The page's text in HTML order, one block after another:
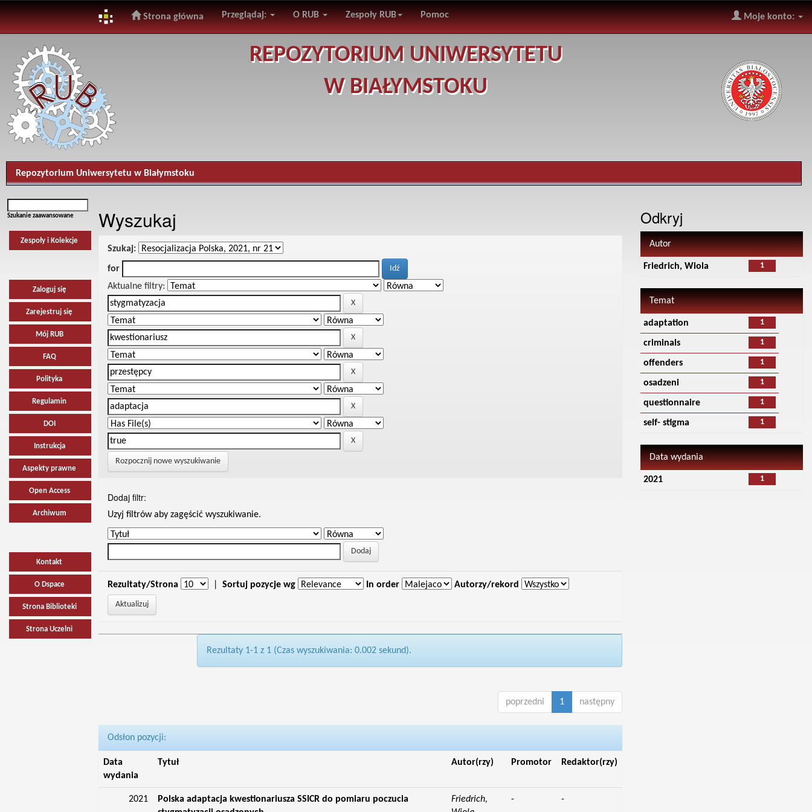
navigation
Strona główna Przeglądaj: O RUB Zespoły RUB Pomoc Moje konto:
REPOZYTORIUM UNIWERSYTETU
W BIAŁYMSTOKU
Repozytorium Uniwersytetu w Białymstoku
Szukanie zaawansowane
Zespoły i Kolekcje
Zaloguj się
Zarejestruj się
Mój RUB
FAQ
Polityka
Regulamin
DOI
Instrukcja
Aspekty prawne
Open Access
Archiwum
Kontakt
O Dspace
Strona Biblioteki
Strona Uczelni
Wyszukaj
Szukaj:
for
Aktualne filtry:
Rozpocznij nowe wyszukiwanie
Dodaj filtr:
Uzyj filtrów aby zagęścić wyszukiwanie.
Rezultaty/Strona Sortuj pozycje wg In order Autorzy/rekord
Rezultaty 1-1 z 1 (Czas wyszukiwania: 0.002 sekund).
poprzedni 1 następny
Odsłon pozycji:
Data
wydania
Tytuł Autor(rzy) Promotor Redaktor(rzy)
2021
Polska adaptacja kwestionariusza SSICR do pomiaru poczucia
Friedrich,
- -
Odkryj
Autor
1
Friedrich, Wiola
Temat
1
adaptation
1
criminals
1
offenders
1
osadzeni
1
questionnaire
1
self- stigma
Data wydania
1
2021